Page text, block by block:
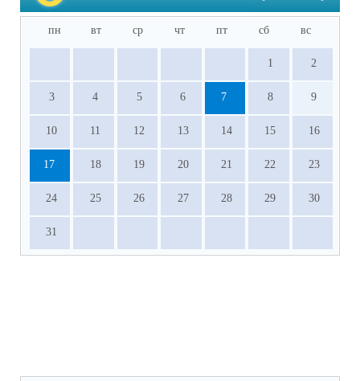
пн вт ср чт пт сб вс
1 2
3 4 5 6 7 8 9
10 11 12 13 14 15 16
17 18 19 20 21 22 23
24 25 26 27 28 29 30
31